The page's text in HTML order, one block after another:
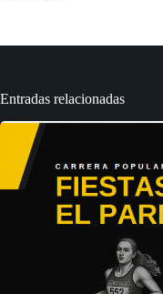
Entradas relacionadas